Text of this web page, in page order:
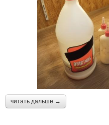
читать дальше →